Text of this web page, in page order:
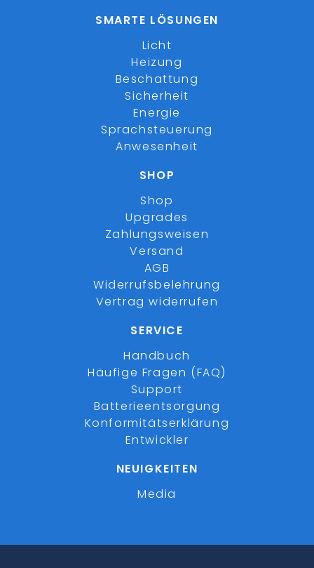
SMARTE LÖSUNGEN
Licht
Heizung
Beschattung
Sicherheit
Energie
Sprachsteuerung
Anwesenheit
SHOP
Shop
Upgrades
Zahlungsweisen
Versand
AGB
Widerrufsbelehrung
Vertrag widerrufen
SERVICE
Handbuch
Häufige Fragen (FAQ)
Support
Batterieentsorgung
Konformitätserklärung
Entwickler
NEUIGKEITEN
Media